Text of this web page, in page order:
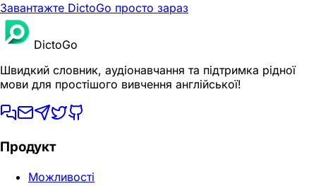
Завантажте DictoGo просто зараз
DictoGo
Швидкий словник, аудіонавчання та підтримка рідної
мови для простішого вивчення англійської!
Продукт
Можливості